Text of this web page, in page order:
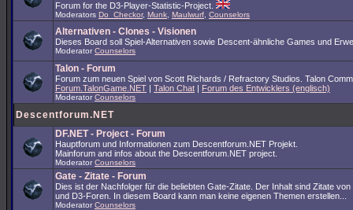
Forum for the D3-Player-Statistic-Project.
Moderators Do_Checkor, Munk Maulwurf Counselors
Alternativen - Clones - Visionen
Dieses Board soll Spiel-Alternativen sowie Descent-ähnliche Games und
Moderator Counselors
Talon - Forum
Forum zum neuen Spiel von Scott Richards / Refractory Studios. Talon
Forum.TalonGame.NET | Talon Chat | Forum des Entwicklers (englisch)
Moderator Counselors
Descentforum.NET
DF.NET - Project - Forum
Hauptforum und Informationen zum Descentforum.NET Projekt.
Mainforum and infos about the Descentforum.NET project.
Moderator Counselors
Gate - Zitate - Forum
Dies ist der Nachfolger für die beliebten Gate-Zitate. Der Inhalt sind Zitate
und D3-Foren. In diesem Board kann man keine eigenen Themen erstellen...
Moderator Counselors